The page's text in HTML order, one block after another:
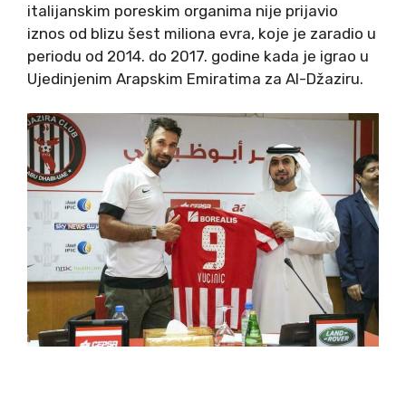
italijanskim poreskim organima nije prijavio
iznos od blizu šest miliona evra, koje je zaradio u
periodu od 2014. do 2017. godine kada je igrao u
Ujedinjenim Arapskim Emiratima za Al-Džaziru.